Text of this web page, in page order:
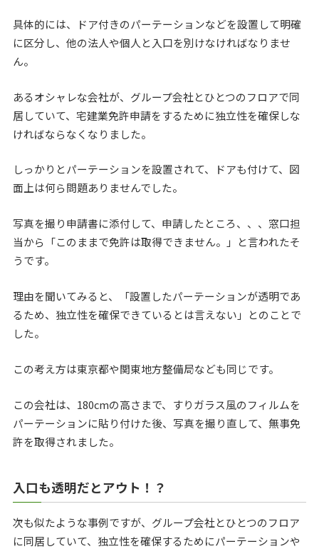
具体的には、ドア付きのパーテーションなどを設置して明確
に区分し、他の法人や個人と入口を別けなければなりませ
ん。
あるオシャレな会社が、グループ会社とひとつのフロアで同
居していて、宅建業免許申請をするために独立性を確保しな
ければならなくなりました。
しっかりとパーテーションを設置されて、ドアも付けて、図
面上は何ら問題ありませんでした。
写真を撮り申請書に添付して、申請したところ、、、窓口担
当から「このままで免許は取得できません。」と言われたそ
うです。
理由を聞いてみると、「設置したパーテーションが透明であ
るため、独立性を確保できているとは言えない」とのことで
した。
この考え方は東京都や関東地方整備局なども同じです。
この会社は、180cmの高さまで、すりガラス風のフィルムを
パーテーションに貼り付けた後、写真を撮り直して、無事免
許を取得されました。
入口も透明だとアウト！？
次も似たような事例ですが、グループ会社とひとつのフロア
に同居していて、独立性を確保するためにパーテーションや